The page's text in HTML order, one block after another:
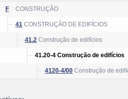
F CONSTRUÇÃO
41 CONSTRUÇÃO DE EDIFÍCIOS
41.2 Construção de edifícios
41.20-4 Construção de edifícios
4120-4/00 Construção de